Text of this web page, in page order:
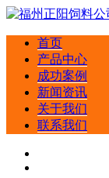
首页
产品中心
成功案例
新闻资讯
关于我们
联系我们